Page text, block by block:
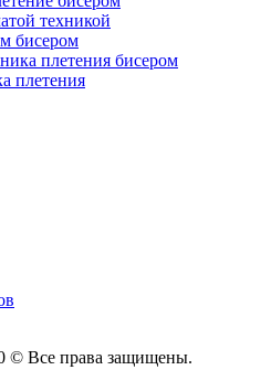
техникой
бисером
плетения бисером
плетения
© Все права защищены.